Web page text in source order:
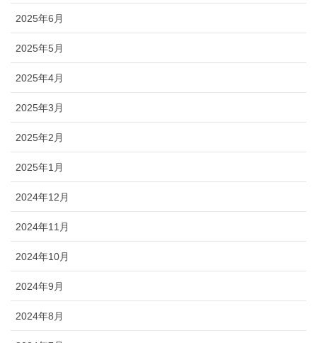
2025年6月
2025年5月
2025年4月
2025年3月
2025年2月
2025年1月
2024年12月
2024年11月
2024年10月
2024年9月
2024年8月